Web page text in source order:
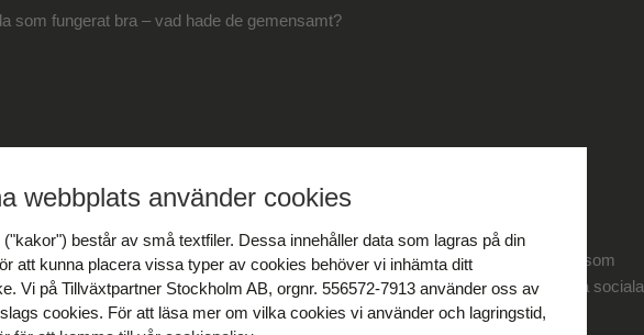
som fungerat bra – vad hade de gemensamt?
det massor av verktyg som kan hjälpa dig att rekrytera rätt. Online-plattformar som
kan vara mycket användbara. Glöm sen inte bort att använda företagets egna sociala
potentiella kandidater.
webbplats använder cookies
består av små textfiler. Dessa innehåller data som lagras på din
att kunna placera vissa typer av cookies behöver vi inhämta ditt
Vi på Tillväxtpartner Stockholm AB, orgnr. 556572-7913 använder oss av
cookies. För att läsa mer om vilka cookies vi använder och lagringstid,